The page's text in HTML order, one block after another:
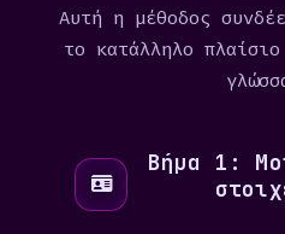
Αυτή η μέθοδος
το κατάλληλο
Βήμα 1: